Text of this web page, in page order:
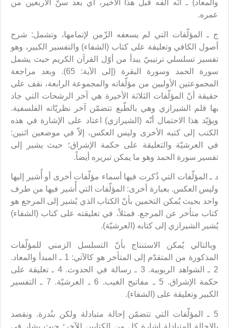
والمعاد) ـ أنّه ألّفه قبل هذا الأخير، أي بعد سنّ الأربعين من
عمره.
ج ـ المؤلّفات التي لم يسعفه الزّمن لإتمامها، وتشمل: شرح
أصول الكافي وتعليقة على كتاب (الشفاء) والتفسير الكبير، وهو
تفسير تسلسلي ترتيبيّ يبدأ من أوّل القرآن الكريم حيث يشمل
سورة الحمد وسورة البقرة (إلى الآية: 65). وبعد مراجعة
المجموعتين الأوليين من مؤلّفاته والمجموعة الرابعة، نقف على
حقيقة أنّ المؤلّفات الثلاثة الأخيرة هي آخر الرشحات التي جاد
بها قلم الشيرازي وهي بالطّبع تتضمّن آخر نظريّاته الفلسفية.
ويؤيّد هذا الاحتمال أنّه (الشيرازي) اعتاد على الإشارة في هذه
الكتب إلى كتبه الأخرى وليس العكس، إلاّ في موضعين اثنين:
في العرشيّة والتعليقة على حكمة الإشراق؛ حيث يشير إلى
تفسير سورة الحمد وهو ما يمكن تبريره أيضاً.
د ـ المؤلّفات التي ذُكرت فيها أسماء مؤلّفات أخرى أو أُشير إليها
وليس العكس. بعبارة أخرى: المؤلّفات التي أُشير فيها من طرف
واحد بحيث يُمكن التخمين بأنّ الكتاب الذي يُشير إلى المرجع هو
كتاب متأخر عن المرجع. فمثلاً، في تعليقته على كتاب (الشفاء)
يُشير الشيرازي إلى كتابه (العرشيّة).
وبالتالي يُمكن الاستنتاج بأنّ التسلسل الزمني للمؤلّفات
المذكورة من المتقدّم إلى المتأخر هو كالآتي: 1 ـ المبدأ والمعاد.
2 ـ الشواهد الربوبية. 3 ـ رسالة في الحدوث. 4 ـ تعليقة على
حكمة الإشراق. 5 ـ مفاتيح الغيب. 6 ـ العرشيّة. 7 ـ التفسير
الكبير وتعليقة على (الشفاء).
5 ـ المؤلّفات التي تتضمّن إحالة متبادلة ولكن بنُدرة. ونقصد
بالإحالة المتبادلة إشارة كل من الكتابين للآخر؛ حيث يشار في